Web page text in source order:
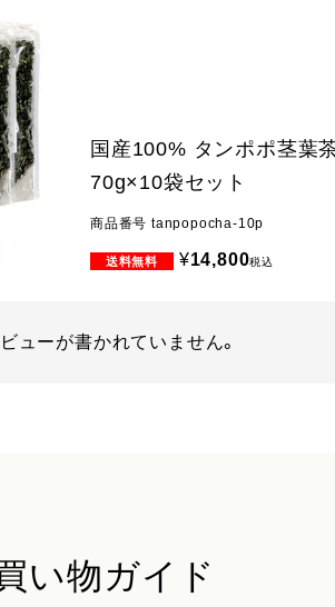
国産100% タンポポ茎葉
70g×10袋セット
商品番号 tanpopocha-10p
¥14,800税込
ビューが書かれていません。
い物ガイド